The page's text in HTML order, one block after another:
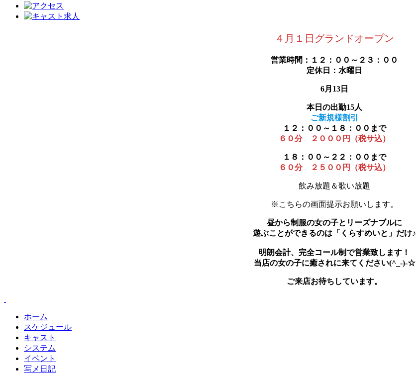
４月１日グランドオープン
営業時間：１２：００～２３：００
定休日：水曜日
6月13日
本日の出勤15人
ご新規様割引
１２：００～１８：００まで
６０分 ２０００円（税サ込）
１８：００～２２：００まで
６０分 ２５００円（税サ込）
飲み放題＆歌い放題
※こちらの画面提示お願いします。
昼から制服の女の子とリーズナブルに
遊ぶことができるのは「くらすめいと」だけ♪
明朗会計、完全コール制で営業致します！
当店の女の子に癒されに来てください(^_-)-☆
ご来店お待ちしています。
ホーム
スケジュール
キャスト
システム
イベント
写メ日記